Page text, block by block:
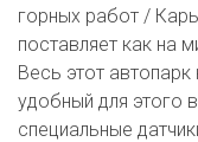
горных работ /
поставляет как на
Весь этот
удобный для этого
специальные